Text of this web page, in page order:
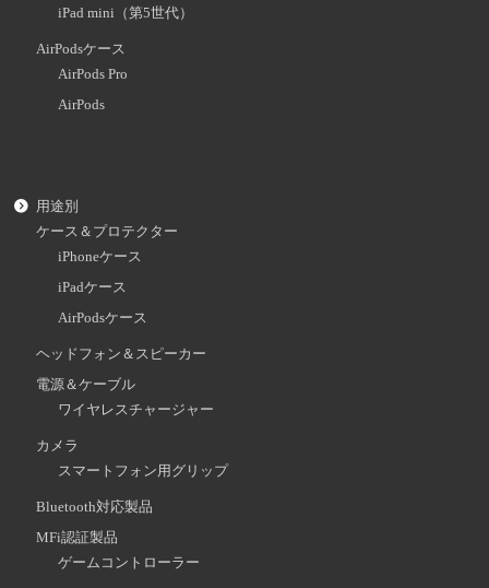
iPad mini（第5世代）
AirPodsケース
AirPods Pro
AirPods
用途別
ケース＆プロテクター
iPhoneケース
iPadケース
AirPodsケース
ヘッドフォン＆スピーカー
電源＆ケーブル
ワイヤレスチャージャー
カメラ
スマートフォン用グリップ
Bluetooth対応製品
MFi認証製品
ゲームコントローラー